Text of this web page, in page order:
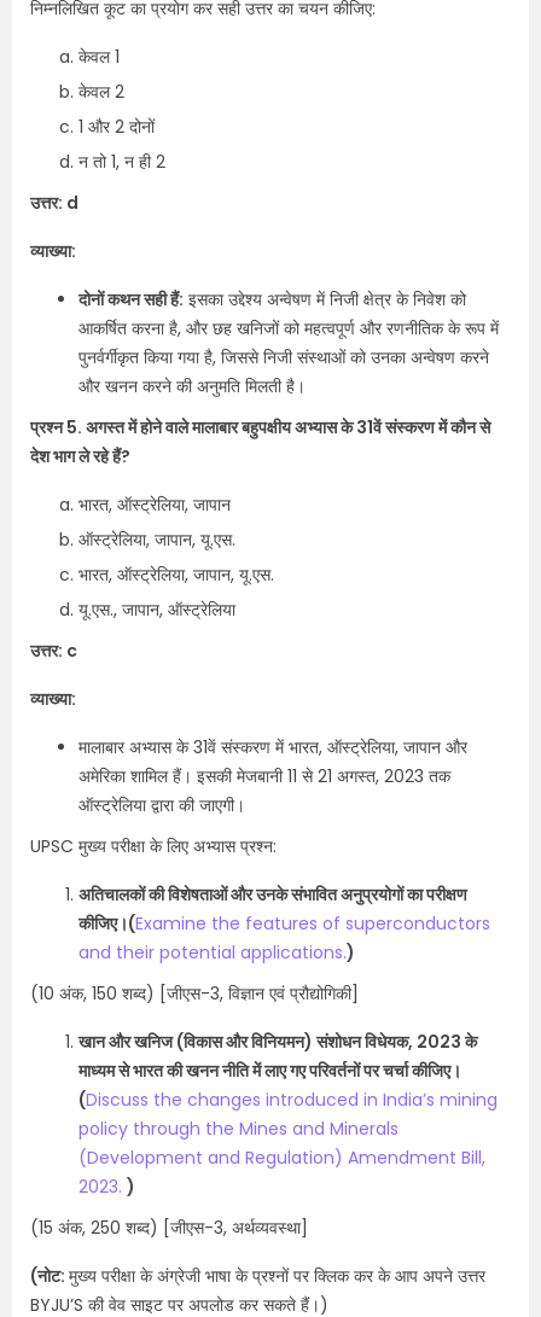
निम्नलिखित कूट का प्रयोग कर सही उत्तर का चयन कीजिए:
केवल 1
केवल 2
1 और 2 दोनों
न तो 1, न ही 2
उत्तर: d
व्याख्या:
दोनों कथन सही हैं: इसका उद्देश्य अन्वेषण में निजी क्षेत्र के निवेश को
आकर्षित करना है, और छह खनिजों को महत्वपूर्ण और रणनीतिक के रूप में
पुनर्वर्गीकृत किया गया है, जिससे निजी संस्थाओं को उनका अन्वेषण करने
और खनन करने की अनुमति मिलती है।
प्रश्न 5. अगस्त में होने वाले मालाबार बहुपक्षीय अभ्यास के 31वें संस्करण में कौन से
देश भाग ले रहे हैं?
भारत, ऑस्ट्रेलिया, जापान
ऑस्ट्रेलिया, जापान, यू.एस.
भारत, ऑस्ट्रेलिया, जापान, यू.एस.
यू.एस., जापान, ऑस्ट्रेलिया
उत्तर: c
व्याख्या:
मालाबार अभ्यास के 31वें संस्करण में भारत, ऑस्ट्रेलिया, जापान और
अमेरिका शामिल हैं। इसकी मेजबानी 11 से 21 अगस्त, 2023 तक
ऑस्ट्रेलिया द्वारा की जाएगी।
UPSC मुख्य परीक्षा के लिए अभ्यास प्रश्न:
अतिचालकों की विशेषताओं और उनके संभावित अनुप्रयोगों का परीक्षण
कीजिए।(Examine the features of superconductors
and their potential applications.)
(10 अंक, 150 शब्द) [जीएस-3, विज्ञान एवं प्रौद्योगिकी]
खान और खनिज (विकास और विनियमन) संशोधन विधेयक, 2023 के
माध्यम से भारत की खनन नीति में लाए गए परिवर्तनों पर चर्चा कीजिए।
(Discuss the changes introduced in India’s mining
policy through the Mines and Minerals
(Development and Regulation) Amendment Bill,
2023. )
(15 अंक, 250 शब्द) [जीएस-3, अर्थव्यवस्था]
(नोट: मुख्य परीक्षा के अंग्रेजी भाषा के प्रश्नों पर क्लिक कर के आप अपने उत्तर
BYJU’S की वेव साइट पर अपलोड कर सकते हैं।)